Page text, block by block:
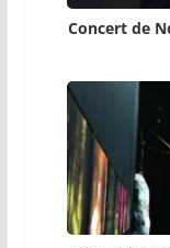
Concert de